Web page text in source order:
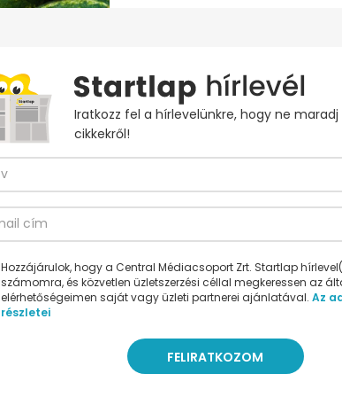
Iratkozz fel a hírlevelünkre, hogy ne
cikkekről!
Hozzájárulok, hogy a Central Médiacsoport Zrt. Startlap
számomra, és közvetlen üzletszerzési céllal megkeressen az
elérhetőségeimen saját vagy üzleti partnerei ajánlatával. Az
részletei